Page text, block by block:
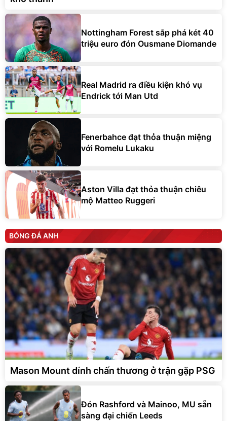
Nottingham Forest sắp phá két 40
triệu euro đón Ousmane Diomande
Real Madrid ra điều kiện khó vụ
Endrick tới Man Utd
Fenerbahce đạt thỏa thuận miệng
với Romelu Lukaku
Aston Villa đạt thỏa thuận chiêu
mộ Matteo Ruggeri
BÓNG ĐÁ ANH
Mason Mount dính chấn thương ở trận gặp PSG
Đón Rashford và Mainoo, MU sẵn
sàng đại chiến Leeds